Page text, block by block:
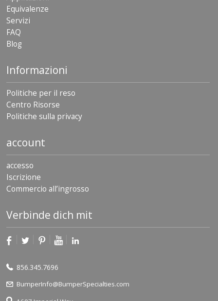
Equivalenze
Servizi
FAQ
Blog
Informazioni
Politiche per il reso
Centro Risorse
Politiche sulla privacy
account
accesso
Iscrizione
Commercio all’ingrosso
Verbinde dich mit
856.345.7696
BumperInfo@BumperSpecialties.com